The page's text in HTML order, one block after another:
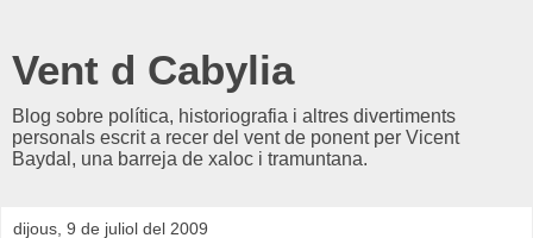
Vent d Cabylia
Blog sobre política, historiografia i altres divertiments
personals escrit a recer del vent de ponent per Vicent
Baydal, una barreja de xaloc i tramuntana.
dijous, 9 de juliol del 2009